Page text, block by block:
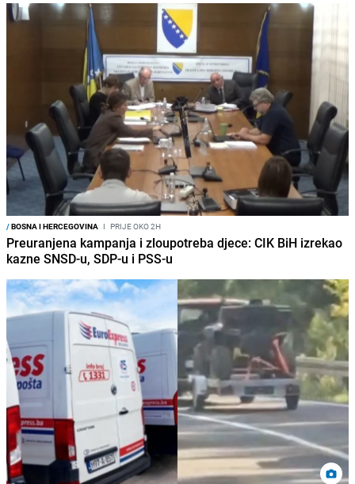
/BOSNA I HERCEGOVINA I PRIJE OKO 2H
Preuranjena kampanja i zloupotreba djece: CIK BiH izrekao
kazne SNSD-u, SDP-u i PSS-u